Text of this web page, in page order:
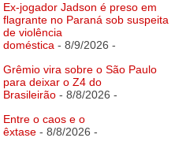
Ex-jogador Jadson é preso em
flagrante no Paraná sob suspeita
de violência
doméstica - 8/9/2026 -
Grêmio vira sobre o São Paulo
para deixar o Z4 do
Brasileirão - 8/8/2026 -
Entre o caos e o
êxtase - 8/8/2026 -